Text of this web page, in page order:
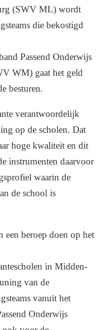
(SWV ML) wordt
die bekostigd
Passend Onderwijs
WM) gaat het geld
besturen.
verantwoordelijk
op de scholen. Dat
hoge kwaliteit en dit
instrumenten daarvoor
waarin de
de school is
een beroep doen op het
in Midden-
van de
vanuit het
Onderwijs